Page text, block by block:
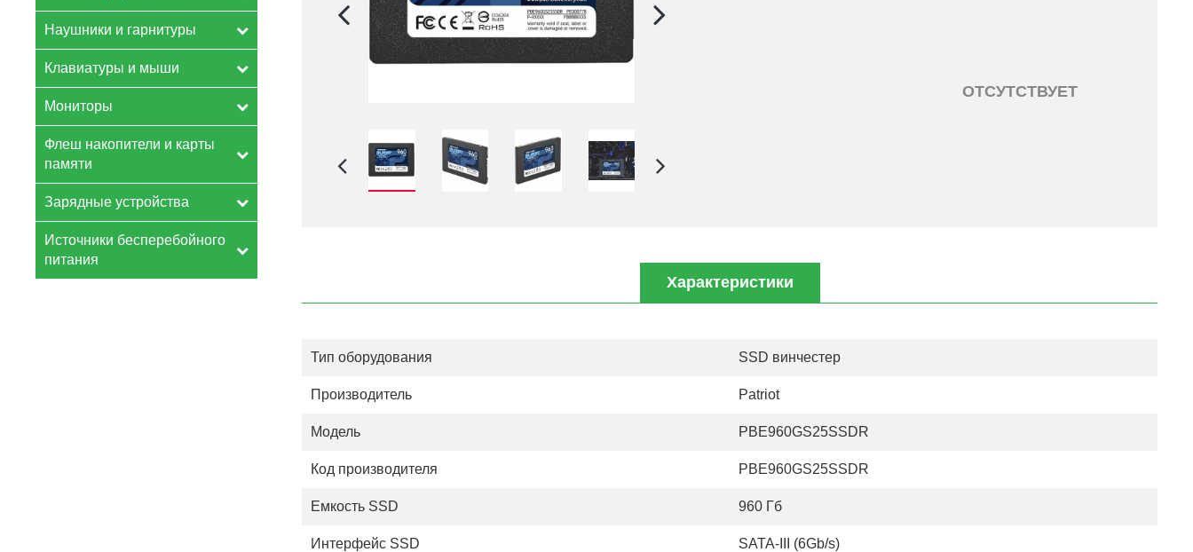
Наушники и гарнитуры
Клавиатуры и мыши
Мониторы
Флеш накопители и карты
памяти
Зарядные устройства
Источники бесперебойного
питания
ОТСУТСТВУЕТ
Характеристики
Тип оборудования SSD винчестер
Производитель Patriot
Модель PBE960GS25SSDR
Код производителя PBE960GS25SSDR
Емкость SSD 960 Гб
Интерфейс SSD SATA-III (6Gb/s)